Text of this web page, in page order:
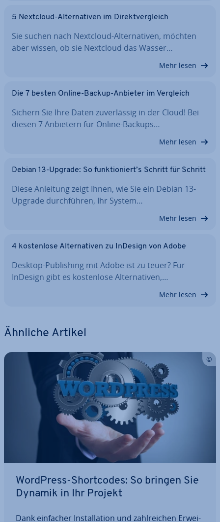
5 Nextcloud-Al­ter­na­ti­ven im Di­rekt­ver­gleich
Sie suchen nach Nextcloud-Al­ter­na­ti­ven, möchten
aber wissen, ob sie Nextcloud das Wasser…
Mehr lesen
Die 7 besten Online-Backup-Anbieter im Vergleich
Sichern Sie Ihre Daten zu­ver­läs­sig in der Cloud! Bei
diesen 7 Anbietern für Online-Backups…
Mehr lesen
Debian 13-Upgrade: So funk­tio­niert’s Schritt für Schritt
Diese Anleitung zeigt Ihnen, wie Sie ein Debian 13-
Upgrade durch­füh­ren, Ihr System…
Mehr lesen
4 kos­ten­lo­se Al­ter­na­ti­ven zu InDesign von Adobe
Desktop-Pu­bli­shing mit Adobe ist zu teuer? Für
InDesign gibt es kos­ten­lo­se Al­ter­na­ti­ven,…
Mehr lesen
Ähnliche Artikel
WordPress-Short­codes: So bringen Sie
Dynamik in Ihr Projekt
Dank einfacher In­stal­la­ti­on und zahl­rei­chen Er­wei­